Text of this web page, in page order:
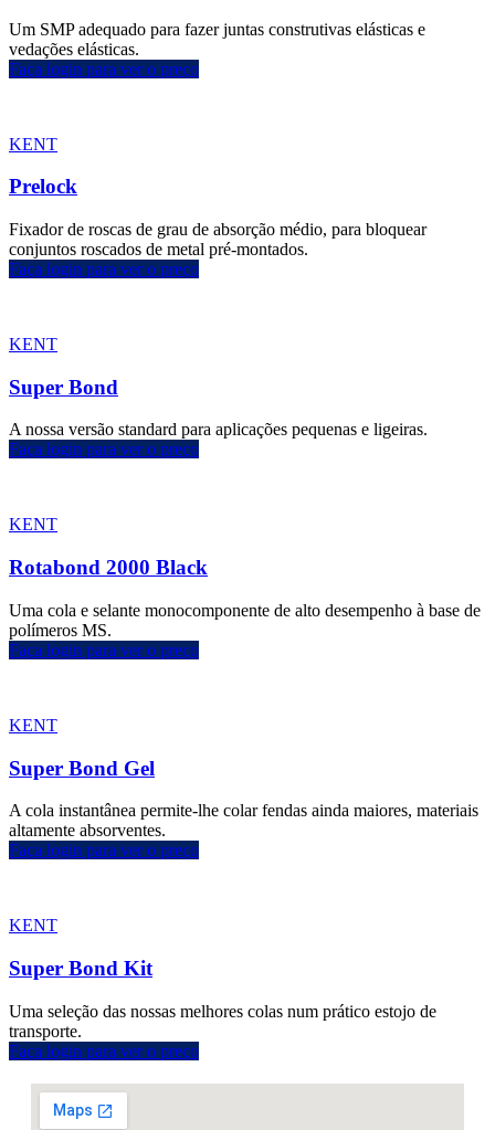
Um SMP adequado para fazer juntas construtivas elásticas e
vedações elásticas.
Faça login para ver o preço
KENT
Prelock
Fixador de roscas de grau de absorção médio, para bloquear
conjuntos roscados de metal pré-montados.
Faça login para ver o preço
KENT
Super Bond
A nossa versão standard para aplicações pequenas e ligeiras.
Faça login para ver o preço
KENT
Rotabond 2000 Black
Uma cola e selante monocomponente de alto desempenho à base de
polímeros MS.
Faça login para ver o preço
KENT
Super Bond Gel
A cola instantânea permite-lhe colar fendas ainda maiores, materiais
altamente absorventes.
Faça login para ver o preço
KENT
Super Bond Kit
Uma seleção das nossas melhores colas num prático estojo de
transporte.
Faça login para ver o preço